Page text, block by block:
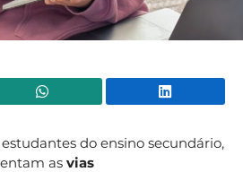
WhatsApp
do ensino secundário,
as vias